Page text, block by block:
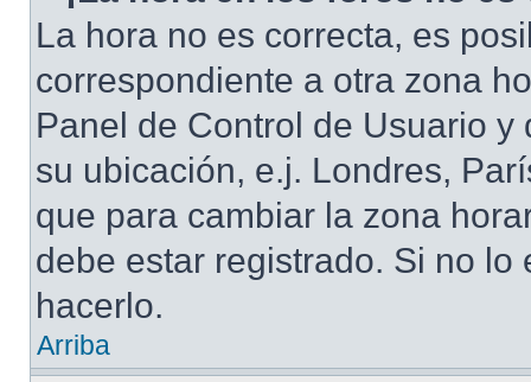
La hora no es correcta, es
correspondiente a otra zona
Panel de Control de Usuario
su ubicación, e.j. Londres,
que para cambiar la zona
debe estar registrado. Si no
hacerlo.
Arriba